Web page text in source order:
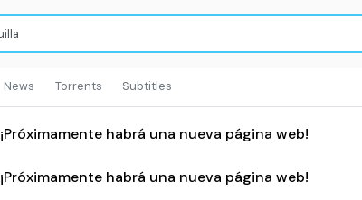
News Torrents Subtitles
¡Próximamente habrá una nueva página web!
¡Próximamente habrá una nueva página web!